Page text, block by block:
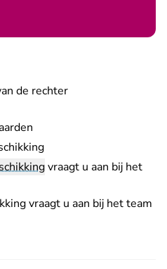
de rechter
vraagt u aan bij het
vraagt u aan bij hetteam